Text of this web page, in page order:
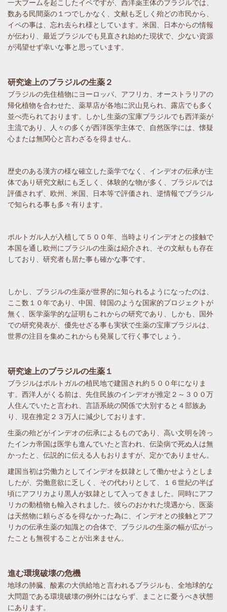
一大ブームを起こしたイペですが、西洋薬主体のブラジルでは、
数ある民間薬の１つでしかなく、文献も乏しく殆どの市民から、
イペの事は、忘れ去られ様としています。米国、日本からの情報
が伝わり、最近ブラジルでも見直され始めた現状で、少ない資源
が渇望せず幸いな事と思っています。
研究途上のブラジルの生薬２
ブラジルの先住植物にヨーロッパ、アフリカ、オーストラリアの
帰化植物を合わせた、薬草店が各地に沢山見られ、露店でも多く
並べ売られております。しかし生薬の宝庫ブラジルでも西洋薬が
主流であり、人々の多くが西洋医学主体で、自然医学には、懐疑
心または無関心と言わざるを得ません。
歴史のある漢方の様な確立した薬学でなく、インデオの伝承が主
体であり研究文献にも乏しく、体験的な物が多く、ブラジルでは
評価されず、欧州、米国、日本等で評価され、逆情報でブラジル
で知られる事も多々有ります。
ポルトガル人が入植して５００年、当時よりインデオとの接触で
本国を通し欧州にブラジルの生薬は紹介され、その文献もも存在
しており、研究者も居た事も確かな事です。
しかし、ブラジルの生薬が世界的に知られるようになったのは、
ここ数１０年であり、中国、韓国のような国家的プロジェクトが
無く、医学薬学的な証明もこれからの研究であり、しかも、国外
での研究発表が、優先せざる事も実状で生薬の宝庫ブラジルは、
世界の注目を集めこれからも発展して行く事でしょう。
研究途上のブラジルの生薬１
ブラジルはポルトガルの植民地で建国され約５００年になりま
す。西洋人がくる前は、先住民族のインデオが推定２～３００万
人住んでいたと言われ、言語系統の関係で大別すると４部族あ
り、現在推定２３万人に減少しております。
生薬の殆どがインデオの伝承によるものであり、高い文明を誇っ
たインカ帝国は医学も進んでいたと言われ、伝染病で死ぬ人は無
かったと、伝説的に伝える人もおりますが、定かでありません。
建国当初は労働力としてインデオを奴隷として働かせようとしま
したが、労働意欲に乏しく、その代わりとして、１６世紀の半ば
頃にアフリカより黒人が奴隷として入ってきました。同時にアフ
リカの動植物も輸入されました。彼らのおかれた境遇から、医薬
は天然物に頼らざるを得なかった為に、インデオとの接触とアフ
リカの伝承生薬の知識との合体で、ブラジルの生薬の幅が広がっ
たことも無視することが出来ません。
進む環境破壊の危機
地球の肺臓、酸素の大供給地と言われるブラジルも、全地球的な
大問題である環境破壊の例外にはならず、まことに憂うべき状態
にあります。